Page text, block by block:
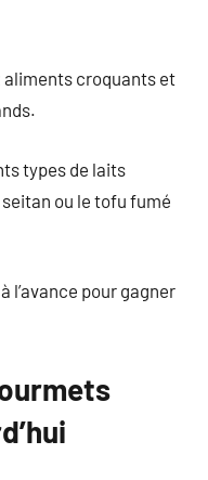
aliments croquants et
types de laits
ou le tofu fumé
l’avance pour gagner